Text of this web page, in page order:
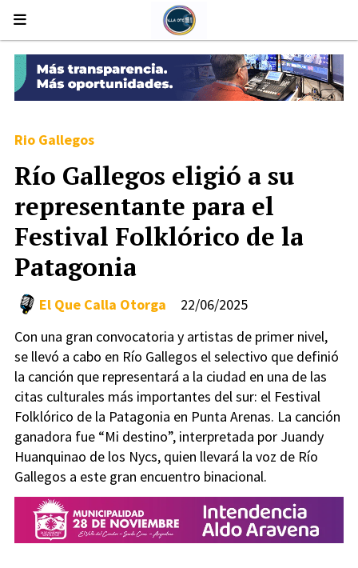
Río Gallegos eligió a su
representante para el
Festival Folklórico de la
Patagonia
Con una gran convocatoria y artistas de primer nivel,
se llevó a cabo en Río Gallegos el selectivo que definió
la canción que representará a la ciudad en una de las
citas culturales más importantes del sur: el Festival
Folklórico de la Patagonia en Punta Arenas. La canción
ganadora fue “Mi destino”, interpretada por Juandy
Huanquinao de los Nycs, quien llevará la voz de Río
Gallegos a este gran encuentro binacional.
Rio Gallegos
22/06/2025
El Que Calla Otorga